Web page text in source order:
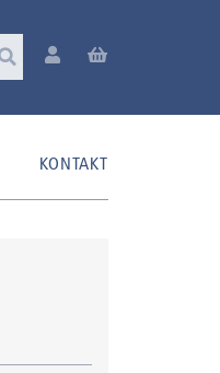
KONTAKT